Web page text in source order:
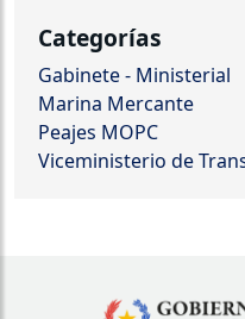
Categorías
Gabinete - Ministerial
Marina Mercante
Peajes MOPC
Viceministerio de